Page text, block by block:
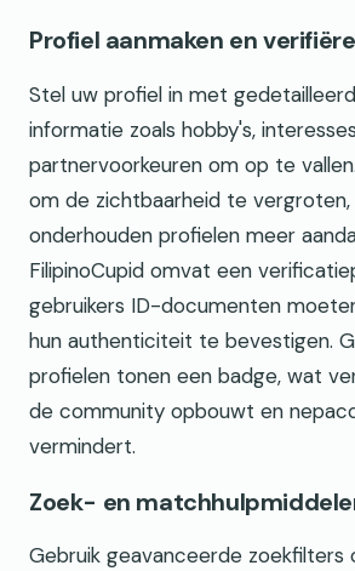
Profiel aanmaken en
Stel uw profiel in met
informatie zoals hobby's,
partnervoorkeuren om op te
om de zichtbaarheid te vergroten,
onderhouden profielen meer
FilipinoCupid omvat een
gebruikers ID-documenten
hun authenticiteit te bevestigen.
profielen tonen een badge, wat
de community opbouwt en
vermindert.
Zoek- en
Gebruik geavanceerde